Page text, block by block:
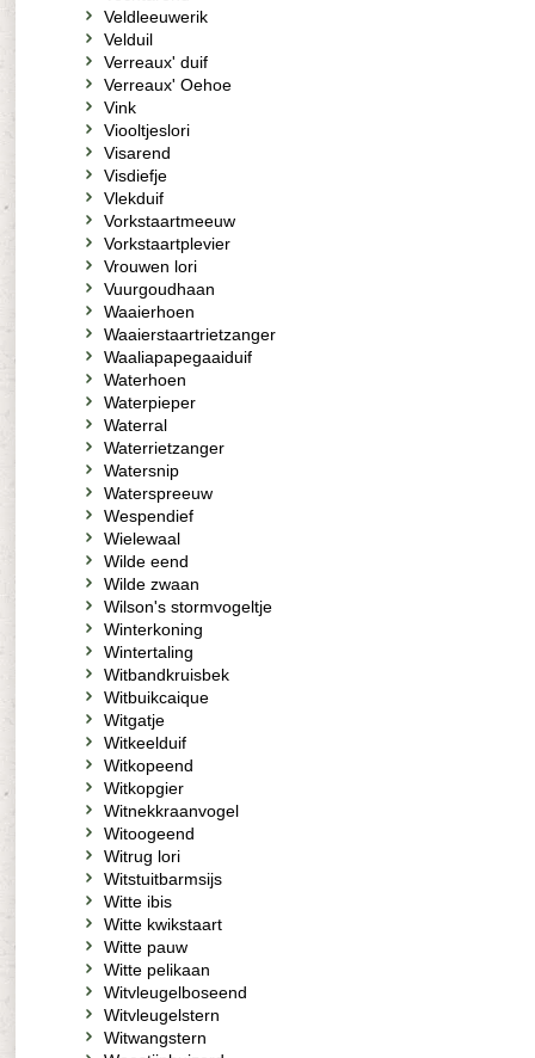
Veldleeuwerik
Velduil
Verreaux' duif
Verreaux' Oehoe
Vink
Viooltjeslori
Visarend
Visdiefje
Vlekduif
Vorkstaartmeeuw
Vorkstaartplevier
Vrouwen lori
Vuurgoudhaan
Waaierhoen
Waaierstaartrietzanger
Waaliapapegaaiduif
Waterhoen
Waterpieper
Waterral
Waterrietzanger
Watersnip
Waterspreeuw
Wespendief
Wielewaal
Wilde eend
Wilde zwaan
Wilson's stormvogeltje
Winterkoning
Wintertaling
Witbandkruisbek
Witbuikcaique
Witgatje
Witkeelduif
Witkopeend
Witkopgier
Witnekkraanvogel
Witoogeend
Witrug lori
Witstuitbarmsijs
Witte ibis
Witte kwikstaart
Witte pauw
Witte pelikaan
Witvleugelboseend
Witvleugelstern
Witwangstern